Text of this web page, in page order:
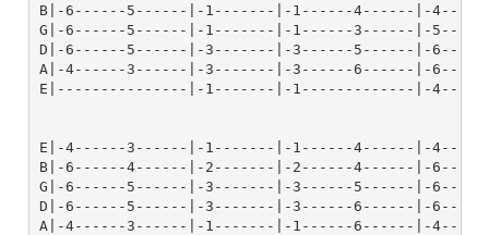
B|-6------5------|-1-------|-1------4------|-
G|-6------5------|-1-------|-1------3------|-
D|-6------5------|-3-------|-3------5------|-
A|-4------3------|-3-------|-3------6------|-
E|---------------|-1-------|-1-------------|-
E|-4------3------|-1-------|-1------4------|-
B|-6------4------|-2-------|-2------4------|-
G|-6------5------|-3-------|-3------5------|-
D|-6------5------|-3-------|-3------6------|-
A|-4------3------|-1-------|-1------6------|-